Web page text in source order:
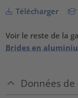
Télécharger
Voir le reste de la
Brides en
Données de